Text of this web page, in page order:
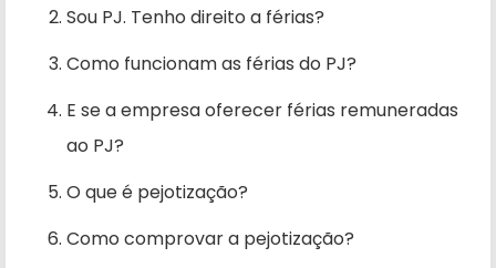
Sou PJ. Tenho direito a férias?
Como funcionam as férias do PJ?
E se a empresa oferecer férias remuneradas
ao PJ?
O que é pejotização?
Como comprovar a pejotização?